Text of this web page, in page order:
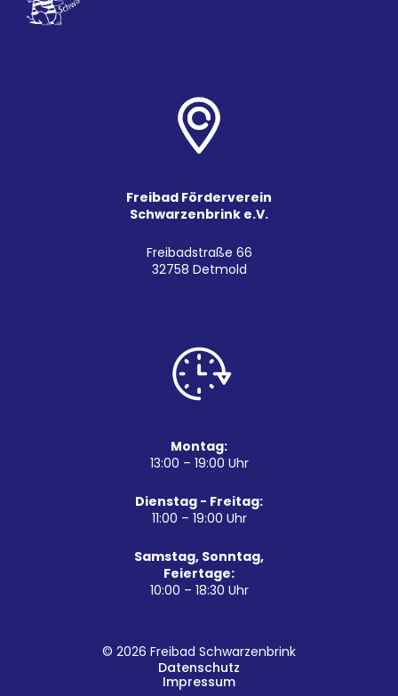
Freibad Förderverein
Schwarzenbrink e.V.
Freibadstraße 66
32758 Detmold
Montag:
13:00 – 19:00 Uhr
Dienstag - Freitag:
11:00 – 19:00 Uhr
Samstag, Sonntag,
Feiertage:
10:00 – 18:30 Uhr
© 2026 Freibad Schwarzenbrink
Datenschutz
Impressum